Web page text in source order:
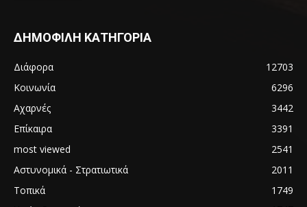
ΔΗΜΟΦΙΛΗ ΚΑΤΗΓΟΡΙΑ
Διάφορα
12703
Κοινωνία
6296
Αχαρνές
3442
Επίκαιρα
3391
most viewed
2541
Αστυνομικά - Στρατιωτικά
2011
Τοπικά
1749